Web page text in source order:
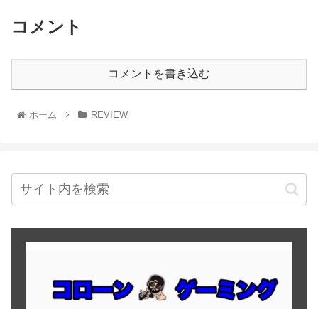
コメント
コメントを書き込む
ホーム REVIEW